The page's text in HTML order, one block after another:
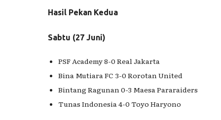
Hasil Pekan Kedua
Sabtu (27 Juni)
PSF Academy 8-0 Real Jakarta
Bina Mutiara FC 3-0 Rorotan United
Bintang Ragunan 0-3 Maesa Pararaiders
Tunas Indonesia 4-0 Toyo Haryono